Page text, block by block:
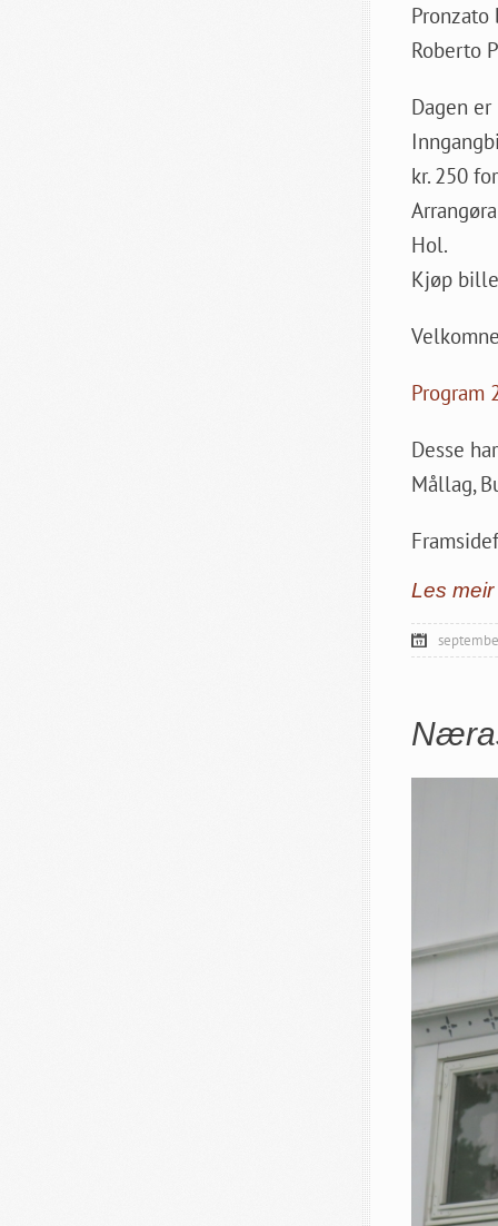
Roberto
Dagen
kr. 250
Hol.
Kjøp
Program
Desse
Mållag,
Les meir